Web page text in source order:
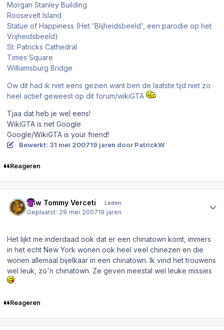
Morgan Stanley Building
Roosevelt Island
Statue of Happiness (Het 'Blijheidsbeeld', een parodie op het
Vrijheidsbeeld)
St. Patricks Cathedral
Times Square
Williamsburg Bridge
Ow dit had ik niet eens gezien want ben de laatste tijd niet zo
heel actief geweest op dit forum/wikiGTA
Tjaa dat heb je wel eens!
WikiGTA is net Google
Google/WikiGTA is your friend!
Bewerkt: 31 mei 200719 jaren door PatrickW
Reageren
Jow Tommy Verceti Leden
Geplaatst: 29 mei 200719 jaren
Het lijkt me inderdaad ook dat er een chinatown komt, immers
in het echt New York wonen ook heel veel chinezen en die
wonen allemaal bijelkaar in een chinatown. Ik vind het trouwens
wel leuk, zo'n chinatown. Ze geven meestal wel leuke missies
.
Reageren